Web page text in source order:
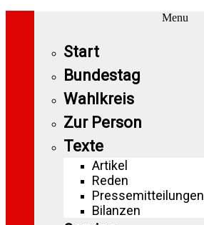
Menu
Start
Bundestag
Wahlkreis
Zur Person
Texte
Artikel
Reden
Pressemitteilungen
Bilanzen